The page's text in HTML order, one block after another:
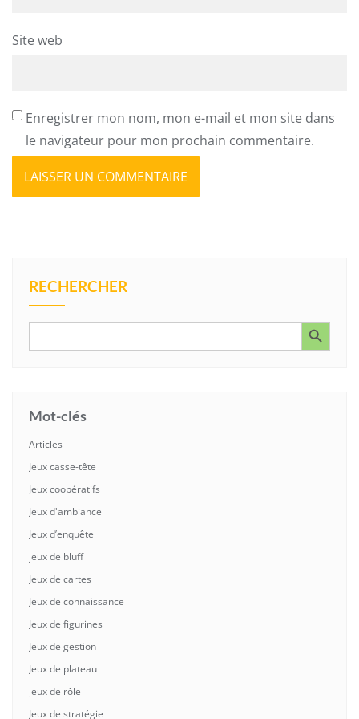
Site web
Enregistrer mon nom, mon e-mail et mon site dans
le navigateur pour mon prochain commentaire.
RECHERCHER
Search Search Button
Mot-clés
Articles
Jeux casse-tête
Jeux coopératifs
Jeux d'ambiance
Jeux d’enquête
jeux de bluff
Jeux de cartes
Jeux de connaissance
Jeux de figurines
Jeux de gestion
Jeux de plateau
jeux de rôle
Jeux de stratégie